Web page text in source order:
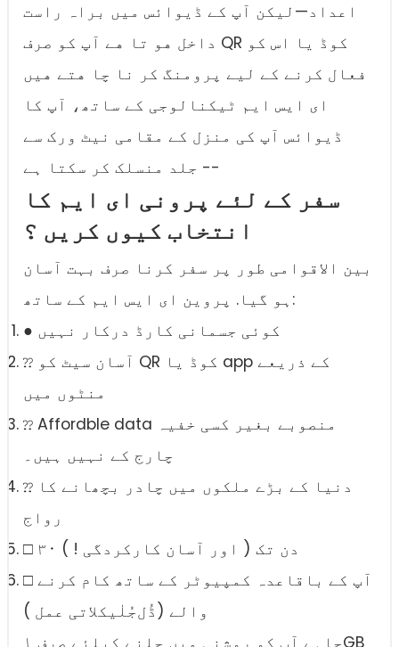
اعداد—لیکن آپ کے ڈیوائس ميں براہ راست
داخل هو تا هے آپ کو صرف QR کوڈ یا اس کو
فعال کرنے کے لیے پرومنگ کر نا چا هتے هيں
ای ایس ایم ٹیکنالوجی کے ساتھ، آپ کا
ڈیوائس آپ کی منزل کے مقامی نیٹ ورک سے
جلد منسلک کر سکتا ہے --
سفر کے لئے پرونی ای ایم کا
انتخاب کیوں کریں ؟
بین الاقوامی طور پر سفر کرنا صرف بہت آسان
ہو گیا. پروین ای ایس ایم کے ساتھ:
● کوئی جسمانی کارڈ درکار نہیں
⁇ آسان سیٹ کو QR کوڈ یا app کے ذریعے
منٹوں میں
⁇ Affordble data منصوبے بغیر کسی خفیہ
چارج کے نہیں ہیں۔
⁇ دنیا کے بڑے ملکوں میں چادر بچھانے کا
رواج
□ ۳۰ دن تک ( اور آسان کارکردگی ! )
□ آپ کے باقاعدہ کمپیوٹر کے ساتھ کام کرنے
والے (ڈُل‌جُلٰیکلاتی عمل )
چاہے آپ کو روشنی میں چلنے کیلئے صرف ۱GB